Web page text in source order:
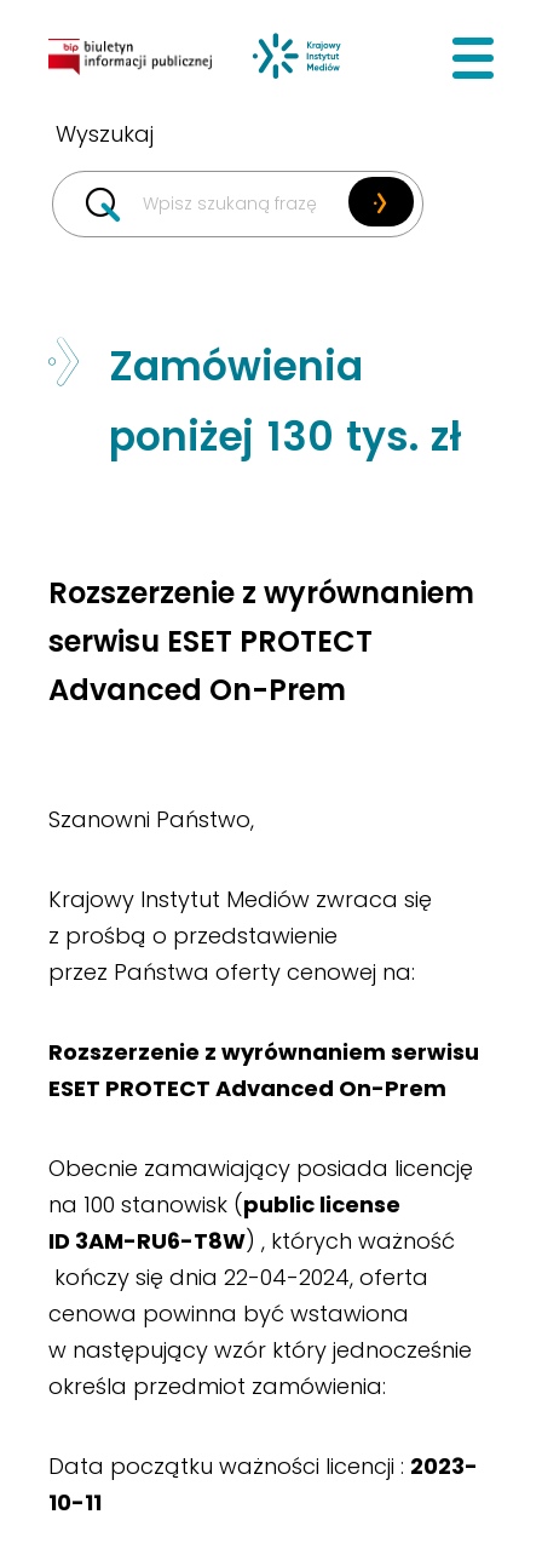
BIP
Zamówienia
poniżej 130 tys. zł
Rozszerzenie z wyrównaniem
serwisu ESET PROTECT
Advanced On-Prem
Szanowni Państwo,
Krajowy Instytut Mediów zwraca się
z prośbą o przedstawienie
przez Państwa oferty cenowej na:
Rozszerzenie z wyrównaniem serwisu
ESET PROTECT Advanced On-Prem
Obecnie zamawiający posiada licencję
na 100 stanowisk (public license
ID 3AM-RU6-T8W) , których ważność
kończy się dnia 22-04-2024, oferta
cenowa powinna być wstawiona
w następujący wzór który jednocześnie
określa przedmiot zamówienia:
Data początku ważności licencji : 2023-
10-11